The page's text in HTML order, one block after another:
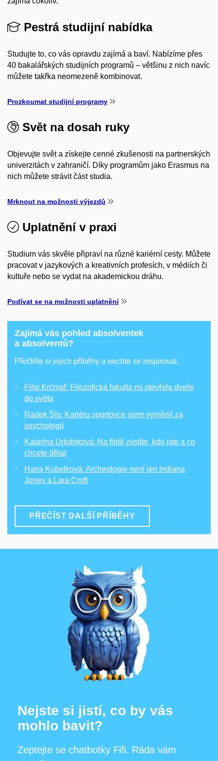
Pestrá studijní nabídka
Studujte to, co vás opravdu zajímá a baví. Nabízíme přes
40 bakalářských studijních programů – většinu z nich navíc
můžete takřka neomezeně kombinovat.
Prozkoumat studijní programy
Svět na dosah ruky
Objevujte svět a získejte cenné zkušenosti na partnerských
univerzitách v zahraničí. Díky programům jako Erasmus na
nich můžete strávit část studia.
Mrknout na možnosti výjezdů
Uplatnění v praxi
Studium vás skvěle připraví na různé kariérní cesty. Můžete
pracovat v jazykových a kreativních profesích, v médiích či
kultuře nebo se vydat na akademickou dráhu.
Podívat se na možnosti uplatnění
Zajímá vás pohled absolventek
a absolventů?
Přečtěte si jejich příběhy a nechte se inspirovat.
Filip Krčmař: Filozofická fakulta mi otevřela dveře
do světa
Radek Šíp: Kariéru sportovce jsem vyměnil za
psychologii
Katarína Urbánková: Na fildě zjistíte, kdo jste a co
chcete dělat
Hana Kubelková: Archeologie není jen Indiana
Jones a Lara Croft
PŘEČÍST DALŠÍ PŘÍBĚHY
Nejste si jistí, co by vás
mohlo bavit?
Zeptejte se chatbotky Fifi. Ráda vám